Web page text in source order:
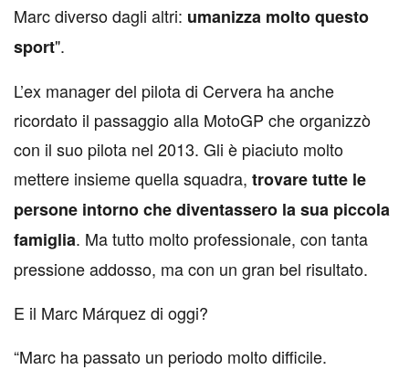
Marc diverso dagli altri: umanizza molto questo
sport".
L’ex manager del pilota di Cervera ha anche
ricordato il passaggio alla MotoGP che organizzò
con il suo pilota nel 2013. Gli è piaciuto molto
mettere insieme quella squadra, trovare tutte le
persone intorno che diventassero la sua piccola
famiglia. Ma tutto molto professionale, con tanta
pressione addosso, ma con un gran bel risultato.
E il Marc Márquez di oggi?
“Marc ha passato un periodo molto difficile.